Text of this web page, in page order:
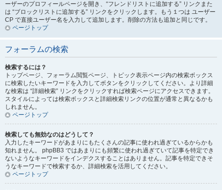
ーザーのプロフィールページを開き、“フレンドリストに追加する” リンクまた
は “ブロックリストに追加する” リンクをクリックします。もう１つは ユーザー
CP で直接ユーザー名を入力して追加します。削除の方法も追加と同じです。
ページトップ
フォーラムの検索
検索するには？
トップページ、フォーラム閲覧ページ、トピック表示ページ内の検索ボックス
に検索したいキーワードを入力してボタンをクリックしてください。より詳細
な検索は “詳細検索” リンクをクリックすれば検索ページにアクセスできます。
スタイルによっては検索ボックスと詳細検索リンクの位置が通常と異なるかも
しれません。
ページトップ
検索しても無効なのはどうして？
入力したキーワードがあまりにもたくさんの記事に使われ過ぎているからかも
知れません。 phpBB3 ではあまりにも頻繁に使われ過ぎていて記事を特定でき
ないようなキーワードをインデクスすることはありません。記事を特定できそ
うなキーワードで検索するか、詳細検索を活用してください。
ページトップ